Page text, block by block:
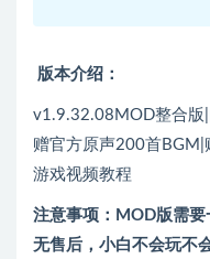
版本介绍：
v1.9.32.08MOD整合版|
赠官方原声200首BGM|
游戏视频教程
注意事项：MOD版需要
无售后，小白不会玩不